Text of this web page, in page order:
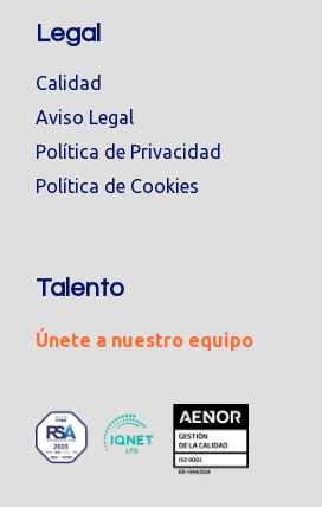
Legal
Calidad
Aviso Legal
Política de Privacidad
Política de Cookies
Talento
Únete a nuestro equipo